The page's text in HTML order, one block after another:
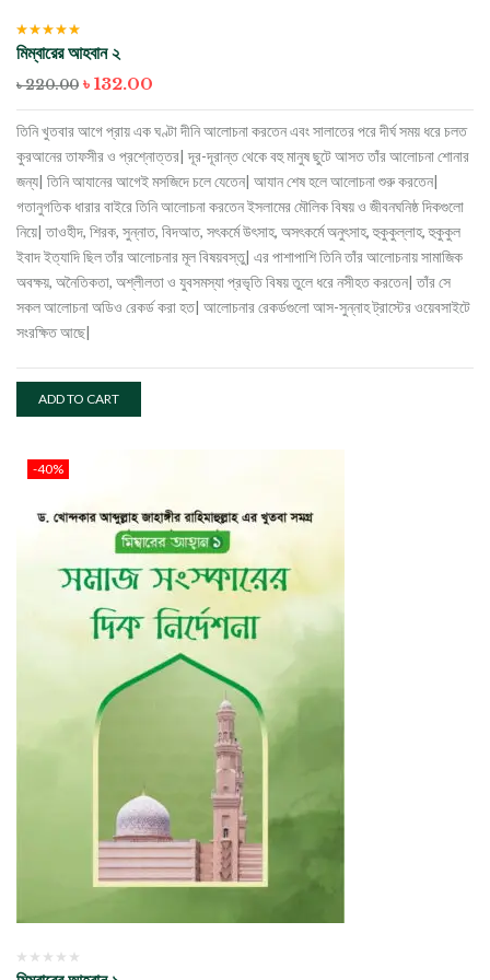
Rated
out
of 5
মিম্বারের আহবান ২
৳220.00 Original
was:
৳ 220.00.
৳ 132.00
is:
৳ 132.00.
তিনি খুতবার আগে প্রায় এক ঘণ্টা দীনি আলোচনা করতেন এবং সালাতের পরে দীর্ঘ সময় ধরে চলত
কুরআনের তাফসীর ও প্রশ্নোত্তর| দূর-দূরান্ত থেকে বহু মানুষ ছুটে আসত তাঁর আলোচনা শোনার
জন্য| তিনি আযানের আগেই মসজিদে চলে যেতেন| আযান শেষ হলে আলোচনা শুরু করতেন|
গতানুগতিক ধারার বাইরে তিনি আলোচনা করতেন ইসলামের মৌলিক বিষয় ও জীবনঘনিষ্ঠ দিকগুলো
নিয়ে| তাওহীদ, শিরক, সুন্নাত, বিদআত, সৎকর্মে উৎসাহ, অসৎকর্মে অনুৎসাহ, হুকুকুল্লাহ, হুকুকুল
ইবাদ ইত্যাদি ছিল তাঁর আলোচনার মূল বিষয়বস্তু| এর পাশাপাশি তিনি তাঁর আলোচনায় সামাজিক
অবক্ষয়, অনৈতিকতা, অশ্লীলতা ও যুবসমস্যা প্রভৃতি বিষয় তুলে ধরে নসীহত করতেন| তাঁর সে
সকল আলোচনা অডিও রেকর্ড করা হত| আলোচনার রেকর্ডগুলো আস-সুন্নাহ ট্রাস্টের ওয়েবসাইটে
সংরক্ষিত আছে|
ADD TO CART
-40%